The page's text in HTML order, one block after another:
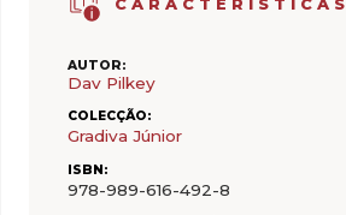
CARACTERÍSTICAS
AUTOR:
Dav Pilkey
COLECÇÃO:
Gradiva Júnior
ISBN:
978-989-616-492-8